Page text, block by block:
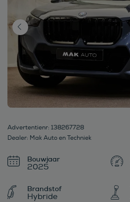
Advertentienr: 138267728
Dealer: Mak Auto en Techniek
Bouwjaar
2025
Brandstof
Hybride